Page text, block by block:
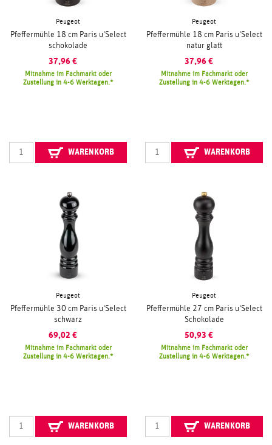
Peugeot
Pfeffermühle 18 cm Paris u'Select
schokolade
37,96 €
Mitnahme im Fachmarkt oder
Zustellung in 4-6 Werktagen.
WARENKORB
Peugeot
Pfeffermühle 18 cm Paris u'Select
natur glatt
37,96 €
Mitnahme im Fachmarkt oder
Zustellung in 4-6 Werktagen.
WARENKORB
Peugeot
Pfeffermühle 30 cm Paris u'Select
schwarz
69,02 €
Mitnahme im Fachmarkt oder
Zustellung in 4-6 Werktagen.
WARENKORB
Peugeot
Pfeffermühle 27 cm Paris u'Select
Schokolade
50,93 €
Mitnahme im Fachmarkt oder
Zustellung in 4-6 Werktagen.
WARENKORB